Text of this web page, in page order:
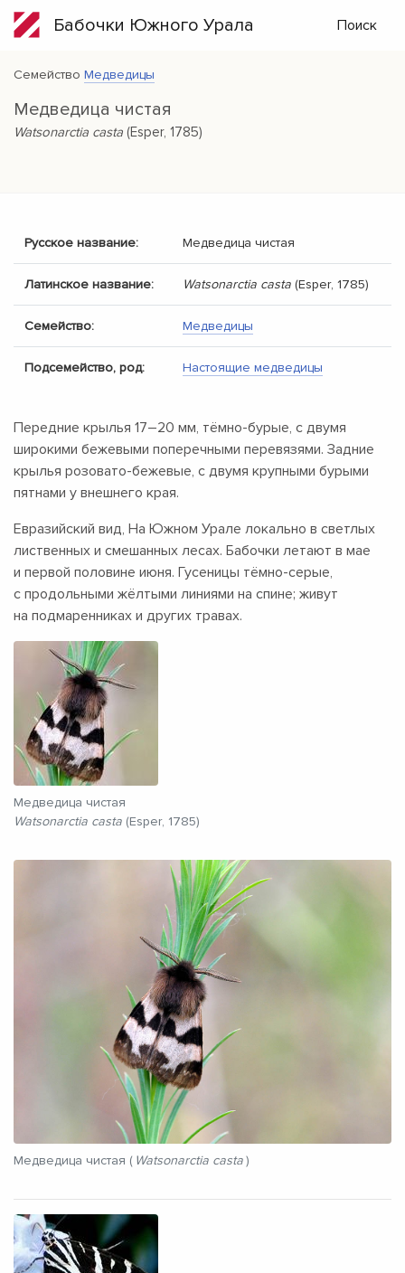
Бабочки Южного Урала Поиск
Семейство Медведицы
Медведица чистая
Watsonarctia casta (Esper, 1785)
Русское название: Медведица чистая
Латинское название: Watsonarctia casta (Esper, 1785)
Семейство: Медведицы
Подсемейство, род: Настоящие медведицы
Передние крылья 17–20 мм, тёмно-бурые, с двумя
широкими бежевыми поперечными перевязями. Задние
крылья розовато-бежевые, с двумя крупными бурыми
пятнами у внешнего края.
Евразийский вид, На Южном Урале локально в светлых
лиственных и смешанных лесах. Бабочки летают в мае
и первой половине июня. Гусеницы тёмно-серые,
с продольными жёлтыми линиями на спине; живут
на подмаренниках и других травах.
Медведица чистая
Watsonarctia casta (Esper, 1785)
Медведица чистая ( Watsonarctia casta )